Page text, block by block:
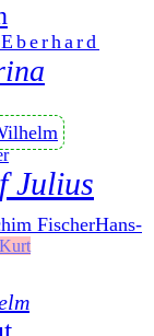
Julius
Hans-
Kurt